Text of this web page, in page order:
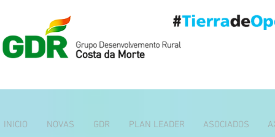
INICIO NOVAS GDR PLAN LEADER ASOCIADOS